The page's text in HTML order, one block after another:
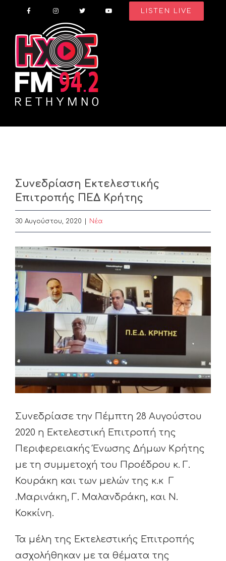
content
LISTEN LIVE
Συνεδρίαση Εκτελεστικής
Επιτροπής ΠΕΔ Κρήτης
30 Αυγούστου, 2020 Nέα
View
Larger
Image
Συνεδρίασε την Πέμπτη 28 Αυγούστου
2020 η Εκτελεστική Επιτροπή της
Περιφερειακής Ένωσης Δήμων Κρήτης
με τη συμμετοχή του Προέδρου κ. Γ.
Κουράκη και των μελών της κ.κ Γ
.Μαρινάκη, Γ. Μαλανδράκη, και Ν.
Κοκκίνη.
Τα μέλη της Εκτελεστικής Επιτροπής
ασχολήθηκαν με τα θέματα της